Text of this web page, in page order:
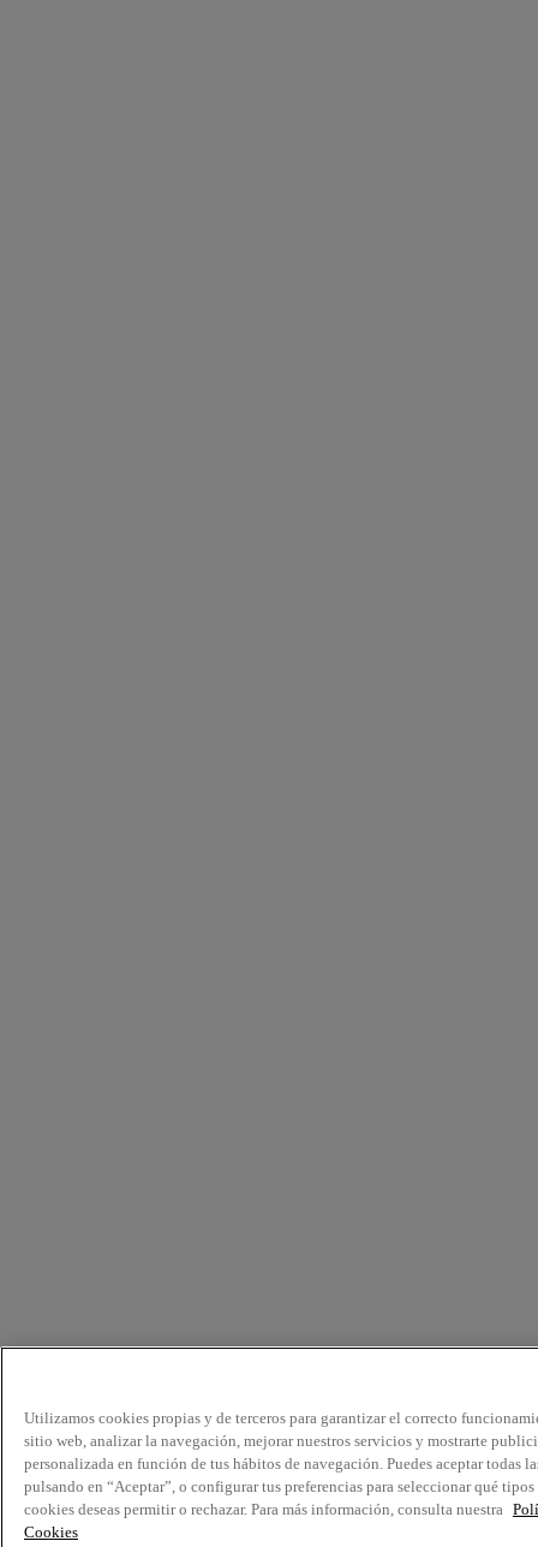
Utilizamos cookies propias y de terceros para garantizar el correcto
sitio web, analizar la navegación, mejorar nuestros servicios y mostrarte
personalizada en función de tus hábitos de navegación. Puedes aceptar todas
pulsando en “Aceptar”, o configurar tus preferencias para seleccionar qué tipos
cookies deseas permitir o rechazar. Para más información, consulta nuestra
Cookies